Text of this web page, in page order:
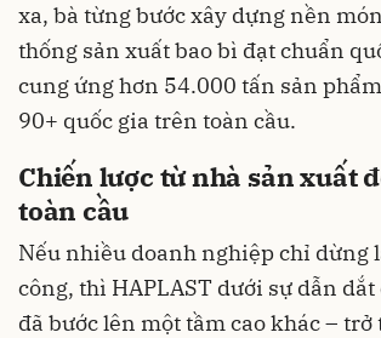
xa, bà từng bước xây dựng nền
thống sản xuất bao bì đạt chuẩn
cung ứng hơn 54.000 tấn sản
90+ quốc gia trên toàn cầu.
Chiến lược từ nhà sản xuất
toàn cầu
Nếu nhiều doanh nghiệp chỉ dừng
công, thì HAPLAST dưới sự dẫn
đã bước lên một tầm cao khác –